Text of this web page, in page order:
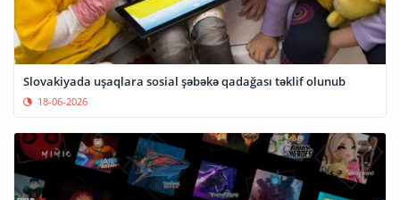
Slovakiyada uşaqlara sosial şəbəkə qadağası təklif olunub
18-06-2026